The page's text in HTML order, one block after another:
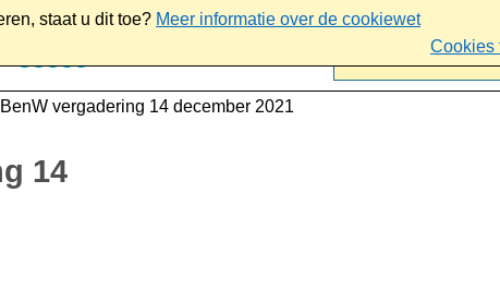
staat u dit toe? Meer informatie over de cookiewet
Cookies
vergadering 14 december 2021
14